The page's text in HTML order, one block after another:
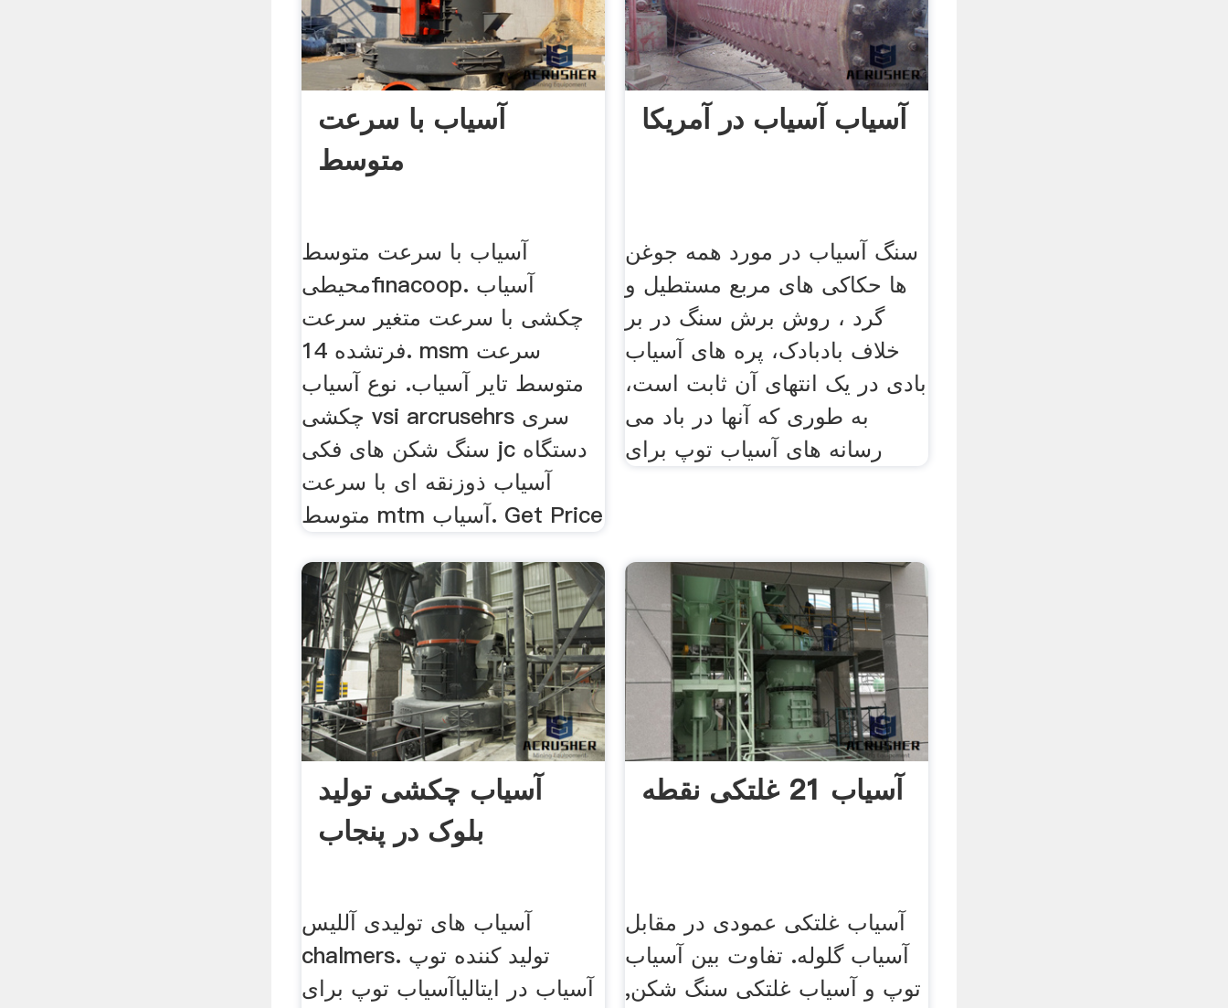
آسیاب با سرعت
متوسط
آسیاب با سرعت متوسط
محیطیfinacoop. آسیاب
چکشی با سرعت متغیر سرعت
فرتشده 14. msm سرعت
متوسط تایر آسیاب. نوع آسیاب
چکشی vsi arcrusehrs سری
سنگ شکن های فکی jc دستگاه
آسیاب ذوزنقه ای با سرعت
متوسط mtm آسیاب. Get Price
آسیاب آسیاب در آمریکا
سنگ آسیاب در مورد همه جوغن
ها حکاکی های مربع مستطیل و
گرد ، روش برش سنگ در بر
خلاف بادبادک، پره های آسیاب
بادی در یک انتهای آن ثابت است،
به طوری که آنها در باد می
رسانه های آسیاب توپ برای
آسیاب چکشی تولید
بلوک در پنجاب
آسیاب های تولیدی آللیس
chalmers. تولید کننده توپ
آسیاب در ایتالیاآسیاب توپ برای
آسیاب 21 غلتکی نقطه
آسیاب غلتکی عمودی در مقابل
آسیاب گلوله. تفاوت بین آسیاب
توپ و آسیاب غلتکی سنگ شکن,